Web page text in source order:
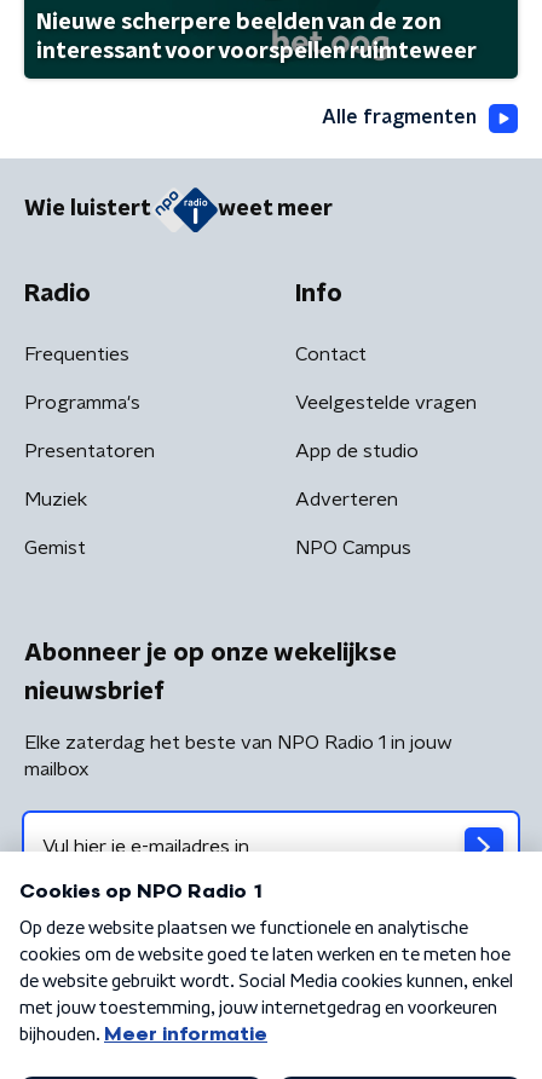
Nieuwe scherpere beelden van de zon
interessant voor voorspellen ruimteweer
Alle fragmenten
Wie luistert weet meer
Radio
Frequenties
Programma's
Presentatoren
Muziek
Gemist
Info
Contact
Veelgestelde vragen
App de studio
Adverteren
NPO Campus
Abonneer je op onze wekelijkse
nieuwsbrief
Elke zaterdag het beste van NPO Radio 1 in jouw
mailbox
Algemene voorwaarden